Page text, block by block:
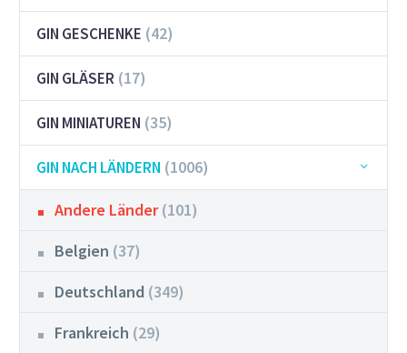
GIN GESCHENKE (42)
GIN GLÄSER (17)
GIN MINIATUREN (35)
GIN NACH LÄNDERN (1006)
Andere Länder (101)
Belgien (37)
Deutschland (349)
Frankreich (29)